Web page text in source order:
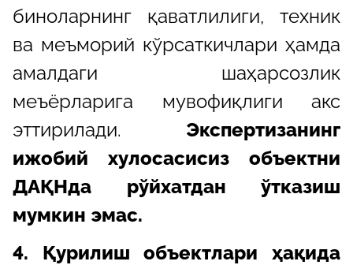
биноларнинг қаватлилиги, техник
ва меъморий кўрсаткичлари ҳамда
амалдаги шаҳарсозлик
меъёрларига мувофиқлиги акс
эттирилади. Экспертизанинг
ижобий хулосасисиз объектни
ДАҚНда рўйхатдан ўтказиш
мумкин эмас.
4. Қурилиш объектлари ҳақида